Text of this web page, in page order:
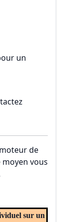
un
de
vous
sur un